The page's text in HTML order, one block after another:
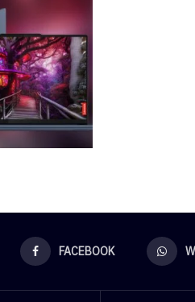
FACEBOOK